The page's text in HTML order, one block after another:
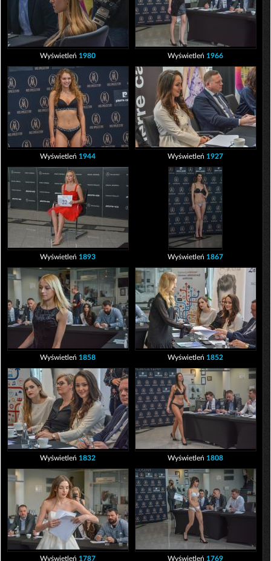
Wyświetleń 1980 Wyświetleń 1966
Wyświetleń 1944 Wyświetleń 1927
Wyświetleń 1893 Wyświetleń 1867
Wyświetleń 1858 Wyświetleń 1852
Wyświetleń 1832 Wyświetleń 1808
Wyświetleń 1787 Wyświetleń 1769